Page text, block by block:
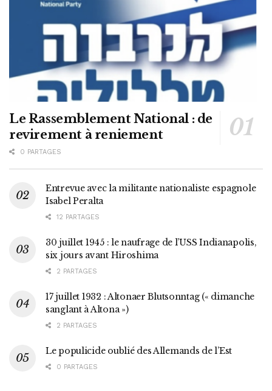
Le Rassemblement National : de
revirement à reniement
0 PARTAGES
Entrevue avec la militante nationaliste espagnole
Isabel Peralta
12 PARTAGES
30 juillet 1945 : le naufrage de l’USS Indianapolis,
six jours avant Hiroshima
2 PARTAGES
17 juillet 1932 : Altonaer Blutsonntag (« dimanche
sanglant à Altona »)
2 PARTAGES
Le populicide oublié des Allemands de l’Est
0 PARTAGES